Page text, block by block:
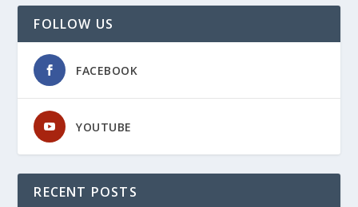
FOLLOW US
FACEBOOK
YOUTUBE
RECENT POSTS